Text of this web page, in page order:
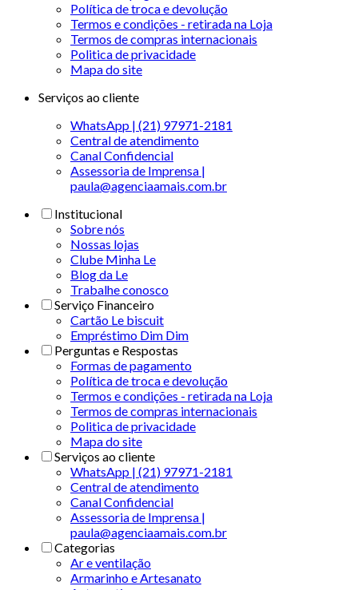
Política de troca e devolução
Termos e condições - retirada na Loja
Termos de compras internacionais
Politica de privacidade
Mapa do site
Serviços ao cliente
WhatsApp | (21) 97971-2181
Central de atendimento
Canal Confidencial
Assessoria de Imprensa |
paula@agenciaamais.com.br
Institucional
Sobre nós
Nossas lojas
Clube Minha Le
Blog da Le
Trabalhe conosco
Serviço Financeiro
Cartão Le biscuit
Empréstimo Dim Dim
Perguntas e Respostas
Formas de pagamento
Política de troca e devolução
Termos e condições - retirada na Loja
Termos de compras internacionais
Politica de privacidade
Mapa do site
Serviços ao cliente
WhatsApp | (21) 97971-2181
Central de atendimento
Canal Confidencial
Assessoria de Imprensa |
paula@agenciaamais.com.br
Categorias
Ar e ventilação
Armarinho e Artesanato